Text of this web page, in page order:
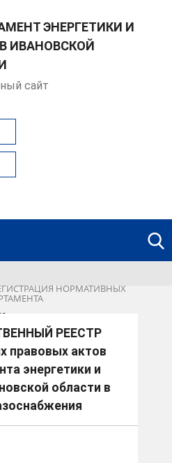
ЭНЕРГЕТИКИ И
ИВАНОВСКОЙ
сайт
НОРМАТИВНЫХ
РЕЕСТР
правовых актов
энергетики и
области в